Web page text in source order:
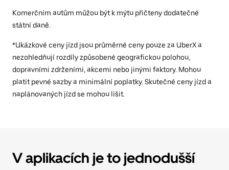
Komerčním autům můžou být k mýtu přičteny dodatečné
státní daně.
*Ukázkové ceny jízd jsou průměrné ceny pouze za UberX a
nezohledňují rozdíly způsobené geografickou polohou,
dopravními zdrženími, akcemi nebo jinými faktory. Mohou
platit pevné sazby a minimální poplatky. Skutečné ceny jízd a
naplánovaných jízd se mohou lišit.
V aplikacích je to jednodušší